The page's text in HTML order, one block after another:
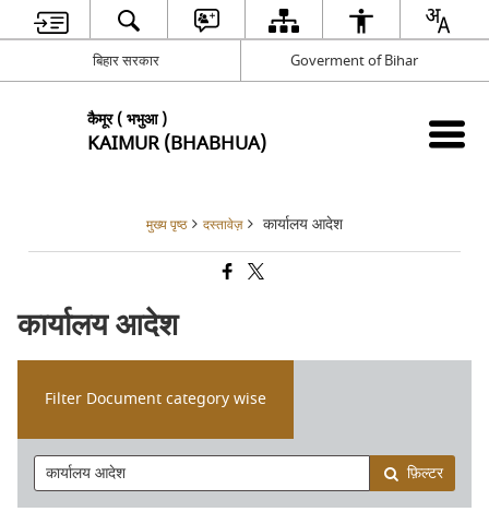
बिहार सरकार Goverment of Bihar
कैमूर ( भभुआ )
KAIMUR (BHABHUA)
मुख्य पृष्ठ दस्तावेज़ कार्यालय आदेश
कार्यालय आदेश
Filter Document category wise
फ़िल्टर